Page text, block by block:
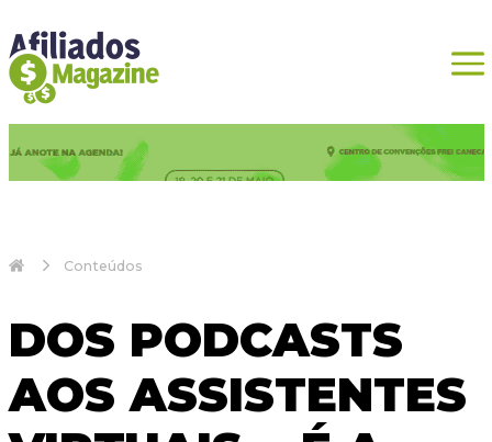
Conteúdos
DOS PODCASTS
AOS ASSISTENTES